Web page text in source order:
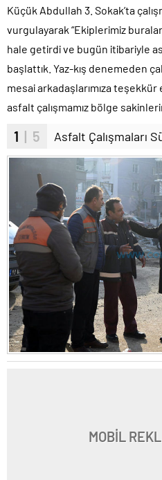
Küçük Abdullah 3. Sokak’ta
vurgulayarak “Ekiplerimiz
hale getirdi ve bugün itibariyle
başlattık. Yaz-kış denemeden
mesai arkadaşlarımıza teşekkür
asfalt çalışmamız bölge
1 | 5 Asfalt Çalışmaları
MOBİL